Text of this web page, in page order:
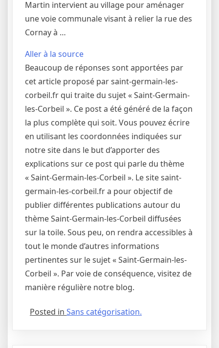
Martin intervient au village pour aménager
une voie communale visant à relier la rue des
Cornay à …
Aller à la source
Beaucoup de réponses sont apportées par
cet article proposé par saint-germain-les-
corbeil.fr qui traite du sujet « Saint-Germain-
les-Corbeil ». Ce post a été généré de la façon
la plus complète qui soit. Vous pouvez écrire
en utilisant les coordonnées indiquées sur
notre site dans le but d’apporter des
explications sur ce post qui parle du thème
« Saint-Germain-les-Corbeil ». Le site saint-
germain-les-corbeil.fr a pour objectif de
publier différentes publications autour du
thème Saint-Germain-les-Corbeil diffusées
sur la toile. Sous peu, on rendra accessibles à
tout le monde d’autres informations
pertinentes sur le sujet « Saint-Germain-les-
Corbeil ». Par voie de conséquence, visitez de
manière régulière notre blog.
Posted in Sans catégorisation.